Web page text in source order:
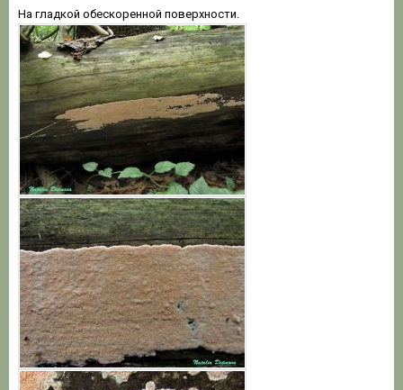
На гладкой обескоренной поверхности.